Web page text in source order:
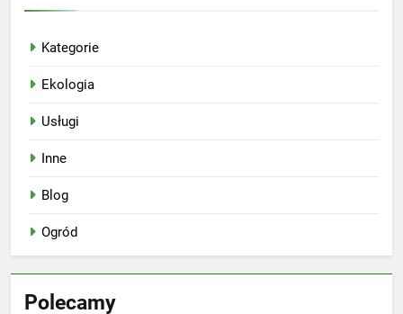
Kategorie
Ekologia
Usługi
Inne
Blog
Ogród
Polecamy